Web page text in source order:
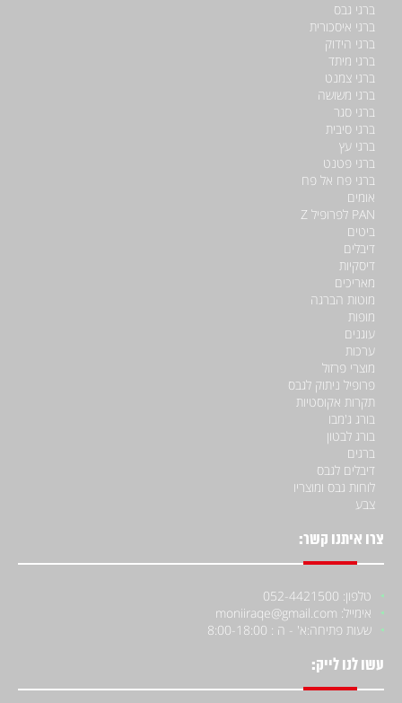
ברגי גבס
ברגי איסכורית
ברגי הידוק
ברגי מיתד
ברגי צמנט
ברגי משושה
ברגי סגר
ברגי סיבית
ברגי עץ
ברגי פטנט
ברגי פח אל פח
אומים
PAN לפרופיל Z
ביטים
דיבלים
דיסקיות
מאריכים
מוטות הברגה
מופות
עוגנים
ערכות
מוצרי פרזול
פרופיל ניתוק לגבס
תקרות אקוסטיות
בורג ג'מבו
בורג לבטון
ברגים
דיבלים לגבס
לוחות גבס ומוצריו
צבע
צרו איתנו קשר:
טלפון: 052-4421500
אימייל: moniiraqe@gmail.com
שעות פתיחה:א' - ה : 8:00-18:00
עשו לנו לייק: